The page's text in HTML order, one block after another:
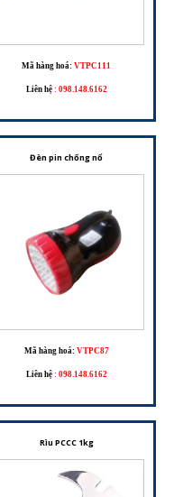
Mã hàng hoá: VTPC111
Liên hệ : 098.148.6162
Đèn pin chống nổ
Mã hàng hoá: VTPC87
Liên hệ : 098.148.6162
Rìu PCCC 1kg